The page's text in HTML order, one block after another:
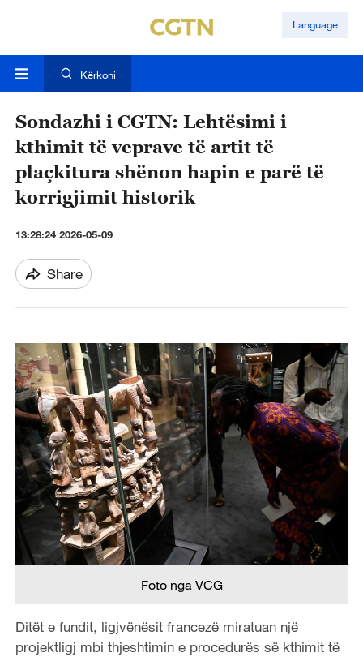
Language
Kërkoni
Sondazhi i CGTN: Lehtësimi i
kthimit të veprave të artit të
plaçkitura shënon hapin e parë të
korrigjimit historik
13:28:24 2026-05-09
Share
Foto nga VCG
Ditët e fundit, ligjvënësit francezë miratuan një
projektligj mbi thjeshtimin e procedurës së kthimit të